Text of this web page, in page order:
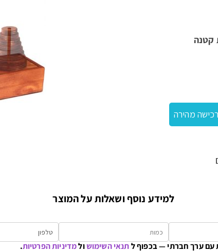
קטנה
רכישה מהירה
למידע נוסף ושאלות על המוצר
עם ערך חברתי — בכפוף לתנאי השימושולמדיניות הפרטיות.